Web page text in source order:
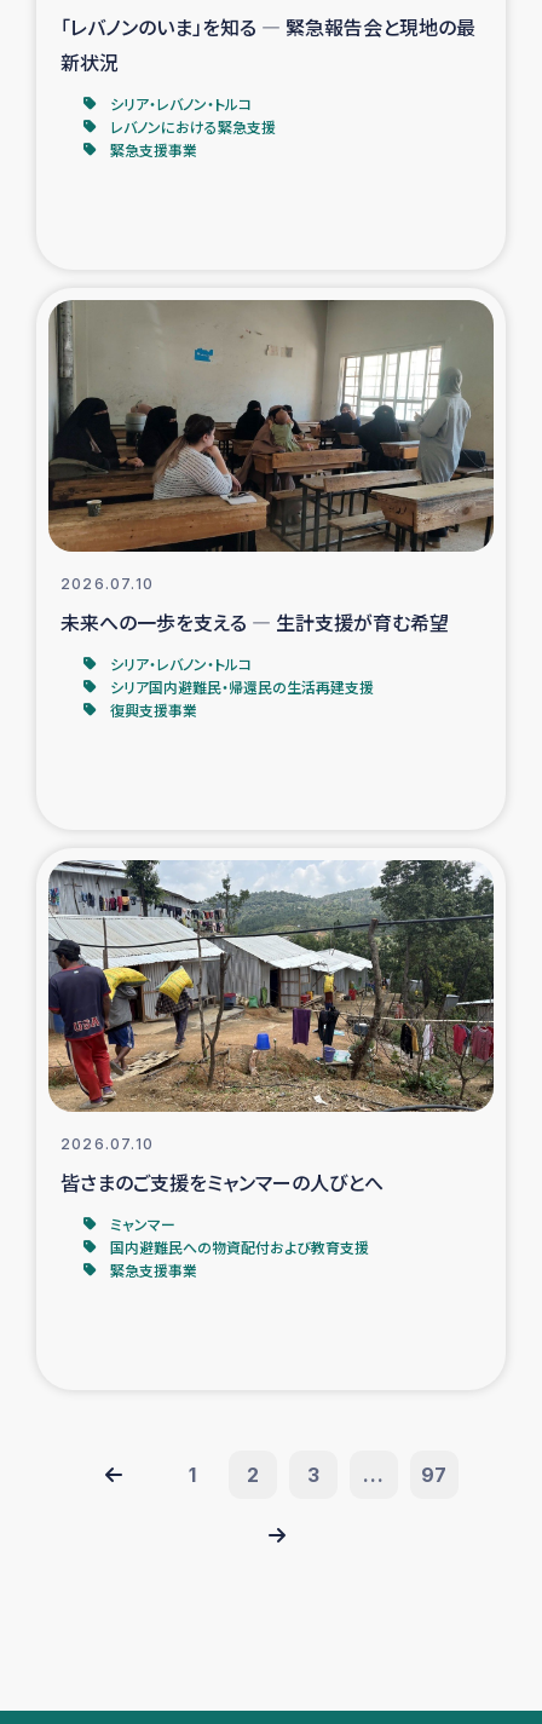
「レバノンのいま」を知る ― 緊急報告会と現地の最
新状況
シリア・レバノン・トルコ
レバノンにおける緊急支援
緊急支援事業
2026.07.10
未来への一歩を支える ― 生計支援が育む希望
シリア・レバノン・トルコ
シリア国内避難民・帰還民の生活再建支援
復興支援事業
2026.07.10
皆さまのご支援をミャンマーの人びとへ
ミャンマー
国内避難民への物資配付および教育支援
緊急支援事業
1 2 3 ... 97